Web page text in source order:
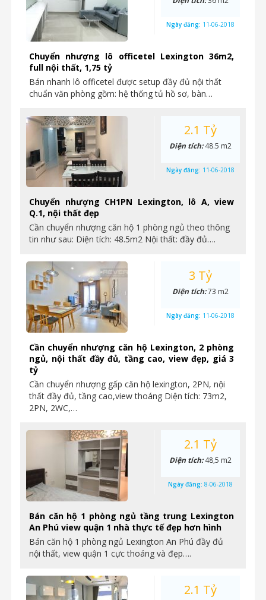
Chuyển nhượng lô officetel Lexington 36m2,
full nội thất, 1,75 tỷ
Bán nhanh lô officetel được setup đầy đủ nội thất
chuẩn văn phòng gồm: hệ thống tủ hồ sơ, bàn…
Ngày đăng: 11-06-2018
Chuyển nhượng CH1PN Lexington, lô A, view
Q.1, nội thất đẹp
Cần chuyển nhượng căn hộ 1 phòng ngủ theo thông
tin như sau: Diện tích: 48.5m2 Nội thất: đầy đủ….
2.1 Tỷ
Diện tích:48.5 m2
Ngày đăng: 11-06-2018
Cần chuyển nhượng căn hộ Lexington, 2 phòng
ngủ, nội thất đầy đủ, tầng cao, view đẹp, giá 3
tỷ
Cần chuyển nhượng gấp căn hộ lexington, 2PN, nội
thất đầy đủ, tầng cao,view thoáng Diện tích: 73m2,
2PN, 2WC,…
3 Tỷ
Diện tích:73 m2
Ngày đăng: 11-06-2018
Bán căn hộ 1 phòng ngủ tầng trung Lexington
An Phú view quận 1 nhà thực tế đẹp hơn hình
Bán căn hộ 1 phòng ngủ Lexington An Phú đầy đủ
nội thất, view quận 1 cực thoáng và đẹp….
2.1 Tỷ
Diện tích:48,5 m2
Ngày đăng: 8-06-2018
2.1 Tỷ